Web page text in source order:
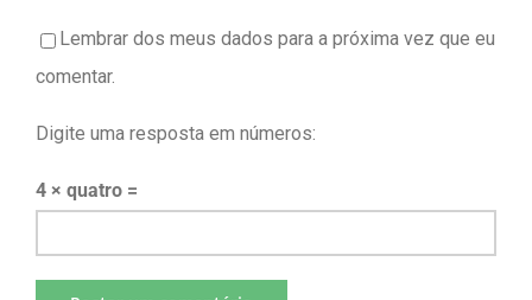
Lembrar dos meus dados para a próxima vez que eu
comentar.
Digite uma resposta em números:
4 × quatro =